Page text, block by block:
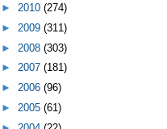
► 2010 (274)
► 2009 (311)
► 2008 (303)
► 2007 (181)
► 2006 (96)
► 2005 (61)